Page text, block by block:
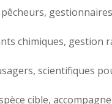
chimiques, gestion
scientifiques
cible, accompagne